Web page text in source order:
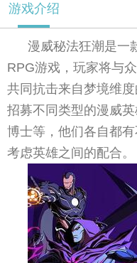
游戏介绍
漫威秘法狂潮是一
RPG游戏，玩家将与
共同抗击来自梦境维
招募不同类型的漫威
博士等，他们各自都
考虑英雄之间的配合。